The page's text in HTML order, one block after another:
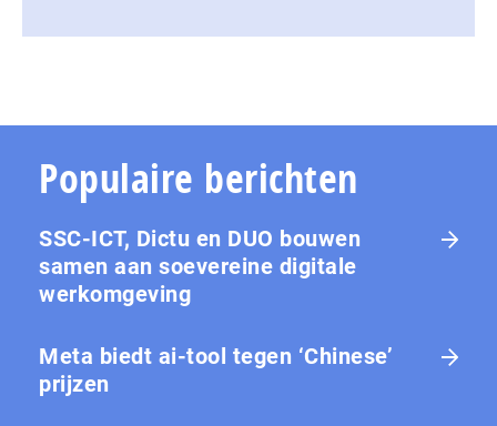
Populaire berichten
SSC-ICT, Dictu en DUO bouwen
samen aan soevereine digitale
werkomgeving
Meta biedt ai-tool tegen ‘Chinese’
prijzen